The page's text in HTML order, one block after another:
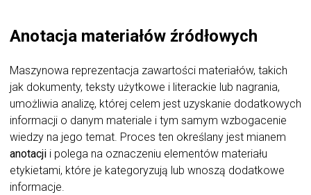
Anotacja materiałów źródłowych
Maszynowa reprezentacja zawartości materiałów, takich
jak dokumenty, teksty użytkowe i literackie lub nagrania,
umożliwia analizę, której celem jest uzyskanie dodatkowych
informacji o danym materiale i tym samym wzbogacenie
wiedzy na jego temat. Proces ten określany jest mianem
anotacji i polega na oznaczeniu elementów materiału
etykietami, które je kategoryzują lub wnoszą dodatkowe
informacje.